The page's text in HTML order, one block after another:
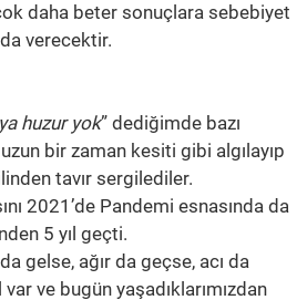
daha beter sonuçlara sebebiyet
verecektir.
huzur yok” dediğimde bazı
bir zaman kesiti gibi algılayıp
tavır sergilediler.
2021’de Pandemi esnasında da
5 yıl geçti.
gelse, ağır da geçse, acı da
ve bugün yaşadıklarımızdan